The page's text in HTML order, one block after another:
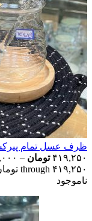
ظرف عسل تمام
۴۱۹,۲۵۰ تومان –
through ۴۱۹,۲۵۰ تومان
ناموجود